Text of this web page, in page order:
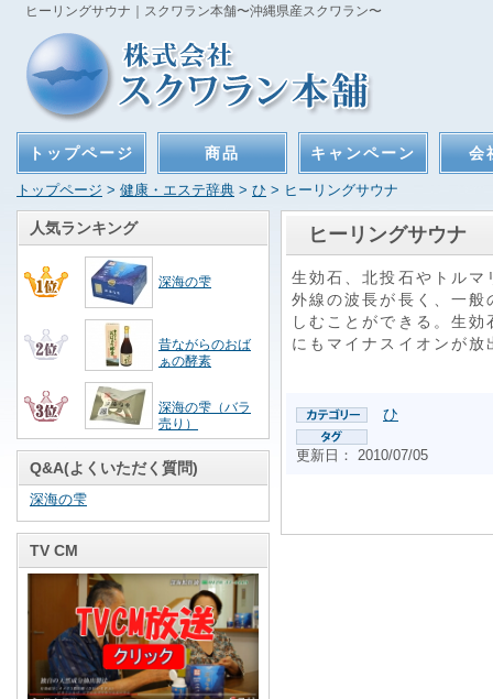
ヒーリングサウナ｜スクワラン本舗〜沖縄県産スクワラン〜
トップページ 商品 キャンペーン 会
トップページ > 健康・エステ辞典 > ひ > ヒーリングサウナ
人気ランキング
深海の雫
昔ながらのおば
ぁの酵素
深海の雫（バラ
売り）
Q&A(よくいただく質問)
深海の雫
TV CM
ヒーリングサウナ
生効石、北投石やトル
外線の波長が長く、一
しむことができる。生
にもマイナスイオンが放
ひ
更新日： 2010/07/05